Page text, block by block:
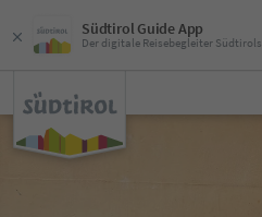
Südtirol Guide App
Der digitale Reisebegleiter Südtirols